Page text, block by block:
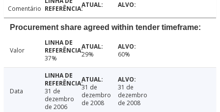
Comentário
Procurement share agreed within tender timeframe:
Valor
37%
29% 60%
Data
31 de
dezembro
de 2006
31 de
dezembro
de 2008
31 de
dezembro
de 2008